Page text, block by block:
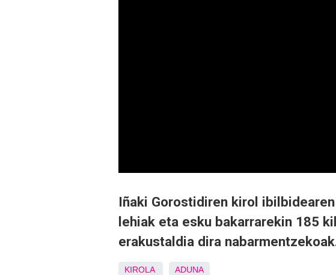
Iñaki Gorostidiren kirol
lehiak eta esku bakarrarekin 185
erakustaldia dira
KIROLA ADUNA